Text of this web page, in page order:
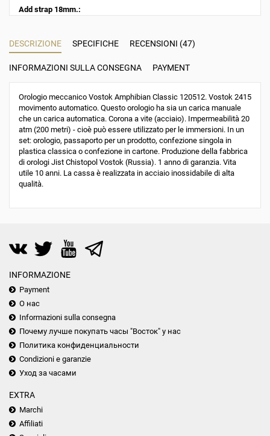
Add strap 18mm.:
DESCRIZIONE SPECIFICHE RECENSIONI (47)
INFORMAZIONI SULLA CONSEGNA PAYMENT
Orologio meccanico Vostok Amphibian Classic 120512. Vostok 2415
movimento automatico. Questo orologio ha sia un carica manuale
che un carica automatica. Corona a vite (acciaio). Impermeabilità 20
atm (200 metri) - cioè può essere utilizzato per le immersioni. In un
set: orologio, passaporto per un prodotto, confezione singola in
plastica classica o confezione in cartone. Produzione della fabbrica
di orologi Jist Chistopol Vostok (Russia). 1 anno di garanzia. Vita
utile 10 anni. La cassa è realizzata in acciaio inossidabile di alta
qualità.
INFORMAZIONE
Payment
О нас
Informazioni sulla consegna
Почему лучше покупать часы "Восток" у нас
Политика конфиденциальности
Condizioni e garanzie
Уход за часами
EXTRA
Marchi
Affiliati